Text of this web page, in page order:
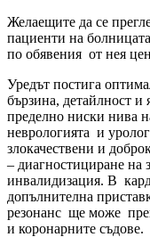
Желаещите да се
пациенти на
по обявения от нея
Уредът постига
бързина, детайлност и
пределно ниски нива
неврологията и
злокачествени и
– диагностициране на
инвалидизация. В
допълнителна
резонанс ще може
и коронарните съдовe.